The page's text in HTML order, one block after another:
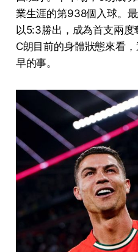
業生涯的第938個入球。
以5:3勝出，成為首支兩
C朗目前的身體狀態來看
早的事。